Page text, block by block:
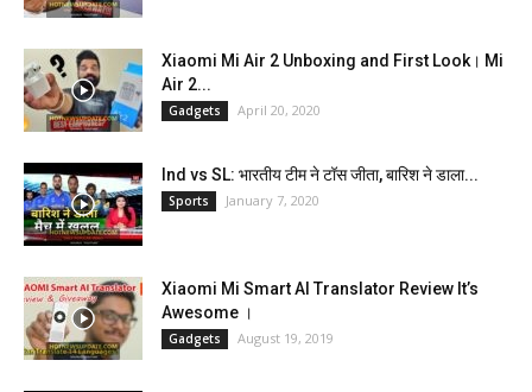
Xiaomi Mi Air 2 Unboxing and First Look। Mi
Air 2...
Gadgets April 20, 2020
Ind vs SL: भारतीय टीम ने टॉस जीता, बारिश ने डाला...
Sports January 7, 2020
Xiaomi Mi Smart AI Translator Review It’s
Awesome ।
Gadgets August 19, 2019